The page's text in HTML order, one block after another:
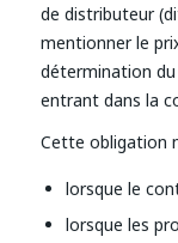
de distributeur
mentionner le
détermination du
entrant dans la
Cette obligation
lorsque le
lorsque les